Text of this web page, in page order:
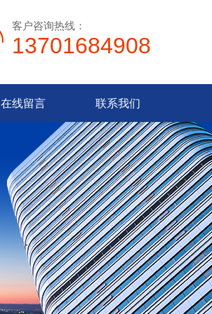
客户咨询热线：
13701684908
在线留言 联系我们